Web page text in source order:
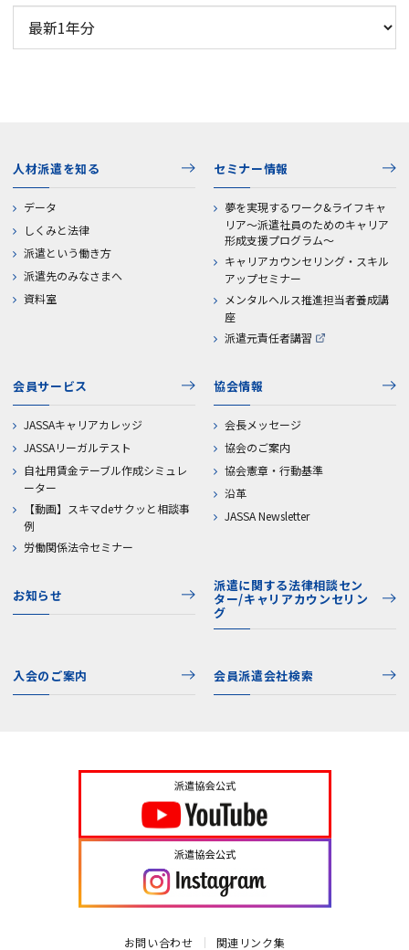
人材派遣を知る
データ
しくみと法律
派遣という働き方
派遣先のみなさまへ
資料室
セミナー情報
夢を実現するワーク&ライフキャ
リア～派遣社員のためのキャリア
形成支援プログラム～
キャリアカウンセリング・スキル
アップセミナー
メンタルヘルス推進担当者養成講
座
派遣元責任者講習
会員サービス
JASSAキャリアカレッジ
JASSAリーガルテスト
自社用賃金テーブル作成シミュレ
ーター
【動画】スキマdeサクッと相談事
例
労働関係法令セミナー
協会情報
会長メッセージ
協会のご案内
協会憲章・行動基準
沿革
JASSA Newsletter
お知らせ
派遣に関する法律相談セン
ター/キャリアカウンセリン
グ
入会のご案内 会員派遣会社検索
お問い合わせ 関連リンク集